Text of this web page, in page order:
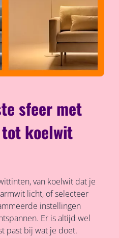
sfeer met
koelwit
van koelwit dat je
licht, of selecteer
instellingen
Er is altijd wel
past bij wat je doet.